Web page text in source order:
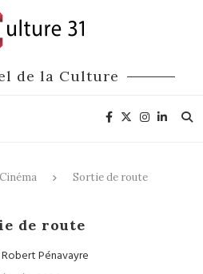
de la Culture
Cinéma Sortie de route
de route
Robert Pénavayre